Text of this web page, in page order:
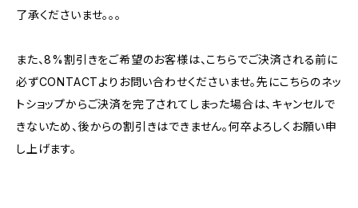
了承くださいませ。。。
また、8%割引きをご希望のお客様は、こちらでご決済される前に
必ずCONTACTよりお問い合わせくださいませ。先にこちらのネッ
トショップからご決済を完了されてしまった場合は、キャンセルで
きないため、後からの割引きはできません。何卒よろしくお願い申
し上げます。